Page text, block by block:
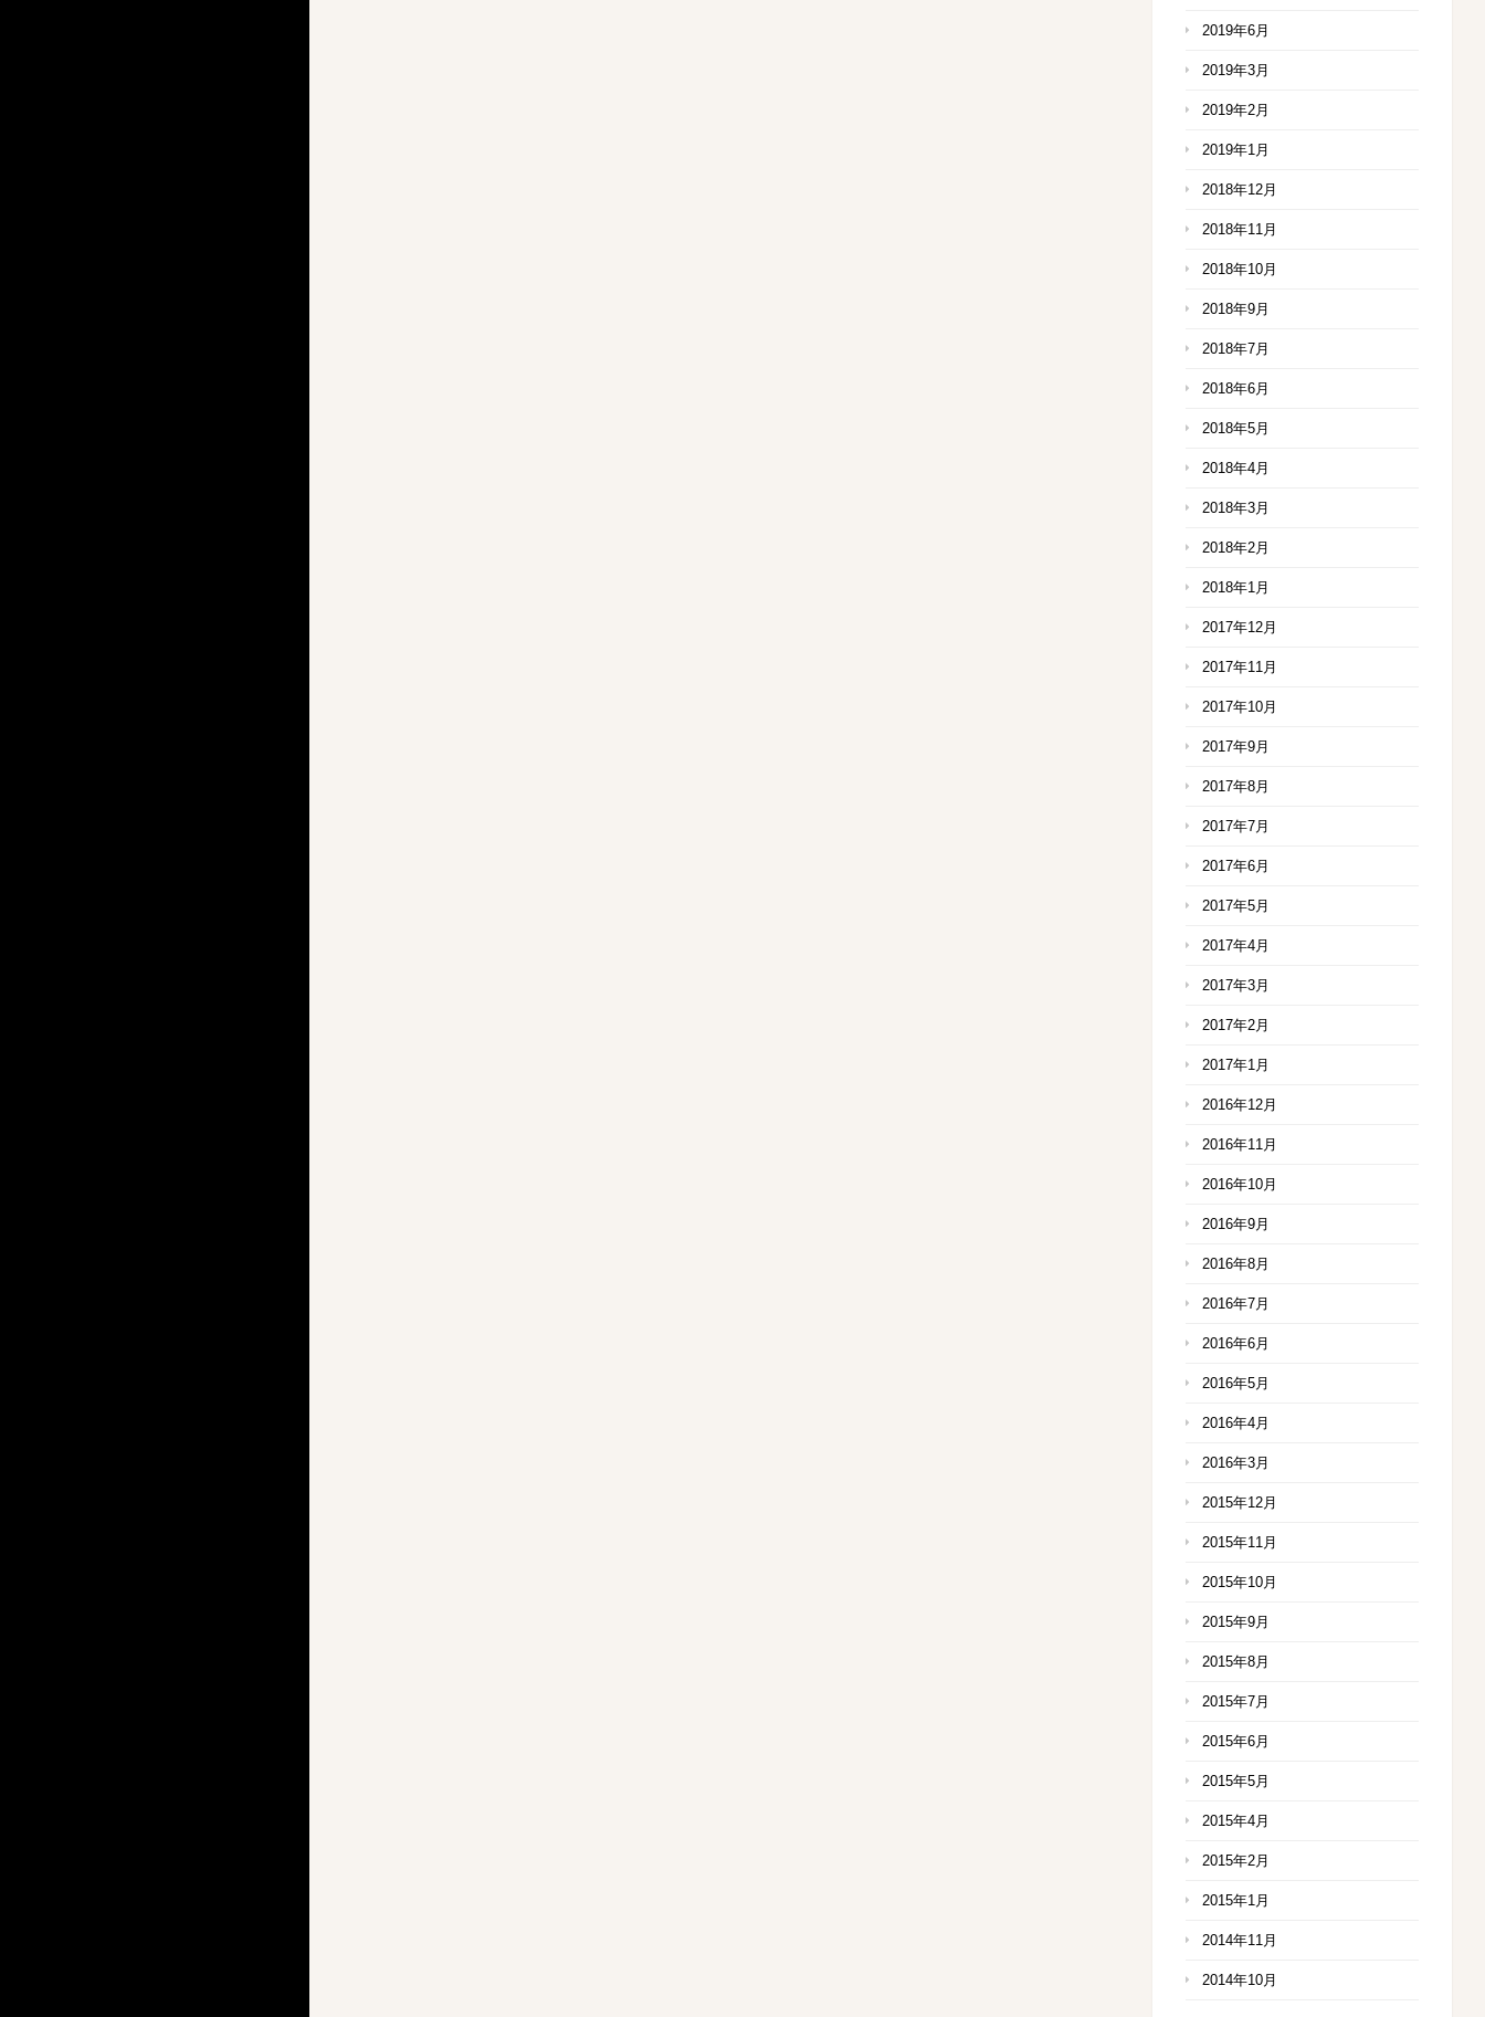
2019年6月
2019年3月
2019年2月
2019年1月
2018年12月
2018年11月
2018年10月
2018年9月
2018年7月
2018年6月
2018年5月
2018年4月
2018年3月
2018年2月
2018年1月
2017年12月
2017年11月
2017年10月
2017年9月
2017年8月
2017年7月
2017年6月
2017年5月
2017年4月
2017年3月
2017年2月
2017年1月
2016年12月
2016年11月
2016年10月
2016年9月
2016年8月
2016年7月
2016年6月
2016年5月
2016年4月
2016年3月
2015年12月
2015年11月
2015年10月
2015年9月
2015年8月
2015年7月
2015年6月
2015年5月
2015年4月
2015年2月
2015年1月
2014年11月
2014年10月